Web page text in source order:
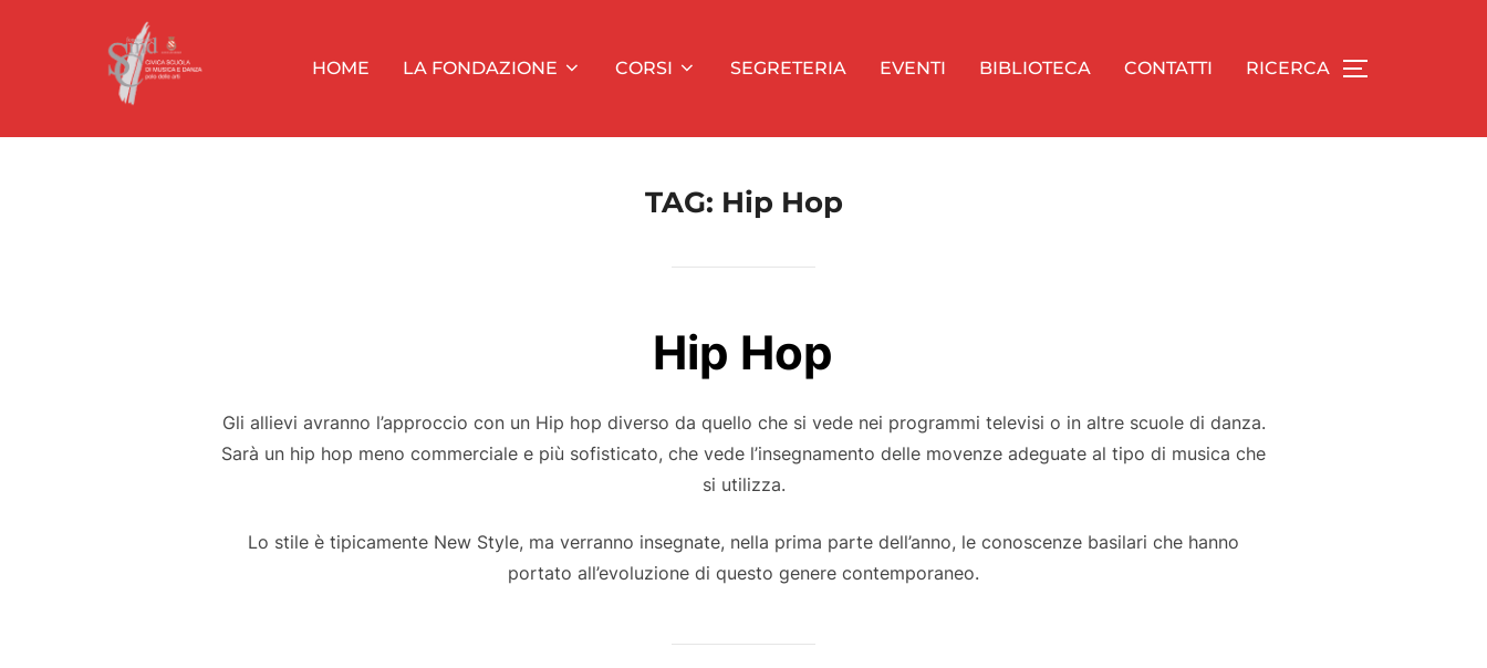
HOME LA FONDAZIONE CORSI SEGRETERIA EVENTI BIBLIOTECA CONTATTI RICERCA Apri/chiudi
TAG: Hip Hop
Hip Hop
Gli allievi avranno l’approccio con un Hip hop diverso da quello che si vede nei programmi televisi o in altre scuole di danza.
Sarà un hip hop meno commerciale e più sofisticato, che vede l’insegnamento delle movenze adeguate al tipo di musica che
si utilizza.
Lo stile è tipicamente New Style, ma verranno insegnate, nella prima parte dell’anno, le conoscenze basilari che hanno
portato all’evoluzione di questo genere contemporaneo.